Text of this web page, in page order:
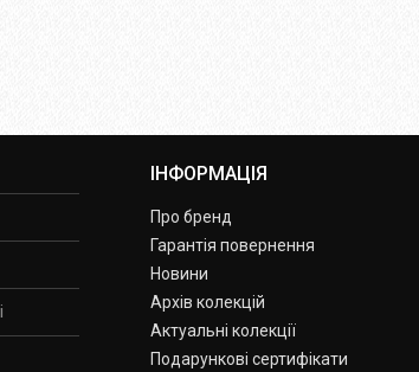
ІНФОРМАЦІЯ
Про бренд
Гарантія повернення
Новини
Архів колекцій
Актуальні колекції
Подарункові сертифікати